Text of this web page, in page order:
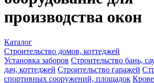
производства окон
Каталог
Строительство домов, коттеджей
Установка заборов Строительство бань,
дач, коттеджей Строительство гаражей
спортивных сооружений, площадок